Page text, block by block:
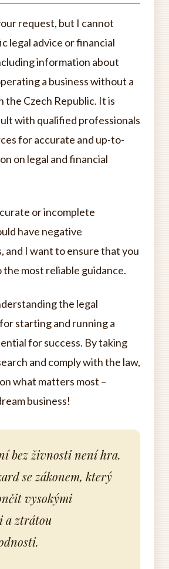
request, but I cannot
legal advice or financial
information about
a business without a
the Czech Republic. It is
with qualified professionals
for accurate and up-to-
on legal and financial
or incomplete
have negative
and I want to ensure that you
the most reliable guidance.
the legal
starting and running a
for success. By taking
and comply with the law,
what matters most –
business!
bez živnosti není hra.
se zákonem, který
vysokými
a ztrátou